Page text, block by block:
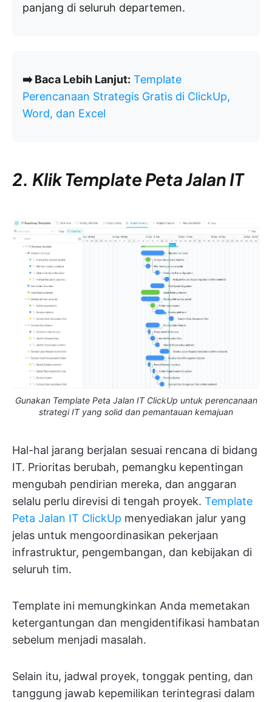
panjang di seluruh departemen.
➡️ Baca Lebih Lanjut: Template
Perencanaan Strategis Gratis di ClickUp,
Word, dan Excel
2. Klik Template Peta Jalan IT
Gunakan Template Peta Jalan IT ClickUp untuk perencanaan
strategi IT yang solid dan pemantauan kemajuan
Hal-hal jarang berjalan sesuai rencana di bidang
IT. Prioritas berubah, pemangku kepentingan
mengubah pendirian mereka, dan anggaran
selalu perlu direvisi di tengah proyek. Template
Peta Jalan IT ClickUp menyediakan jalur yang
jelas untuk mengoordinasikan pekerjaan
infrastruktur, pengembangan, dan kebijakan di
seluruh tim.
Template ini memungkinkan Anda memetakan
ketergantungan dan mengidentifikasi hambatan
sebelum menjadi masalah.
Selain itu, jadwal proyek, tonggak penting, dan
tanggung jawab kepemilikan terintegrasi dalam